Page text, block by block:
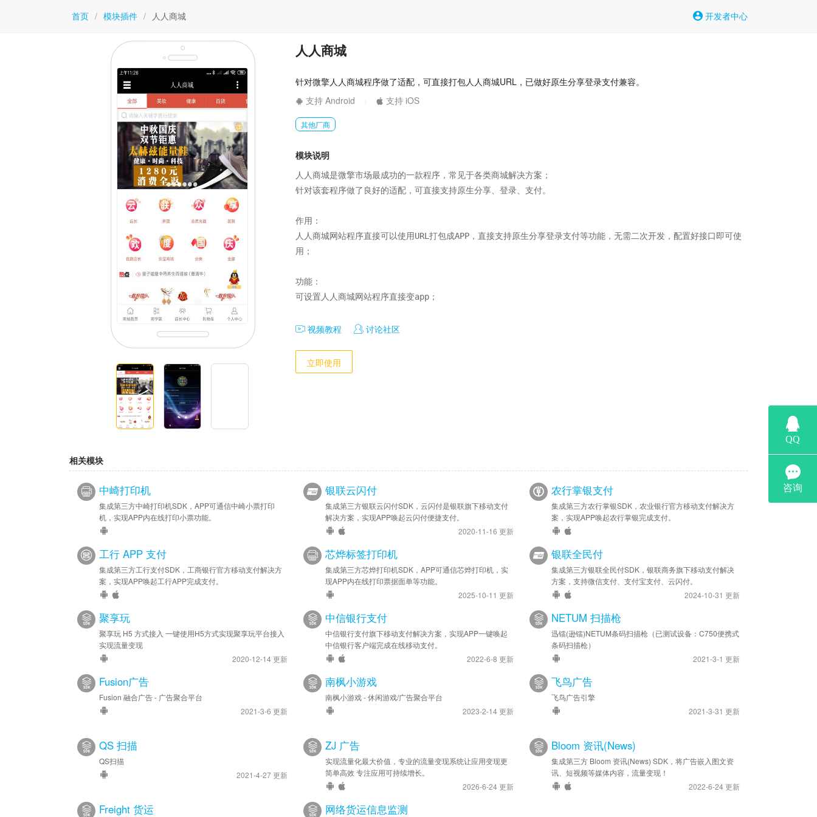
首页 / 模块插件 / 人人商城 开发者中心
人人商城
针对微擎人人商城程序做了适配，可直接打包人人商城URL，已做好原生分享登录支付兼容。
支持 Android
支持 iOS
其他厂商
模块说明
人人商城是微擎市场最成功的一款程序，常见于各类商城解决方案；
针对该套程序做了良好的适配，可直接支持原生分享、登录、支付。
作用：
人人商城网站程序直接可以使用URL打包成APP，直接支持原生分享登录支付等功能，无需二次开发，配置好接口即可使
用；
功能：
可设置人人商城网站程序直接变app；
视频教程 讨论社区
立即使用
相关模块
中崎打印机
集成第三方中崎打印机SDK，APP可通信中崎小票打印
机，实现APP内在线打印小票功能。
银联云闪付
集成第三方银联云闪付SDK，云闪付是银联旗下移动支付
解决方案，实现APP唤起云闪付便捷支付。
2020-11-16 更新
农行掌银支付
集成第三方农行掌银SDK，农业银行官方移动支付解决方
案，实现APP唤起农行掌银完成支付。
工行 APP 支付
集成第三方工行支付SDK，工商银行官方移动支付解决方
案，实现APP唤起工行APP完成支付。
芯烨标签打印机
集成第三方芯烨打印机SDK，APP可通信芯烨打印机，实
现APP内在线打印票据面单等功能。
2025-10-11 更新
银联全民付
集成第三方银联全民付SDK，银联商务旗下移动支付解决
方案，支持微信支付、支付宝支付、云闪付。
2024-10-31 更新
聚享玩
聚享玩 H5 方式接入 一键使用H5方式实现聚享玩平台接入
实现流量变现
2020-12-14 更新
中信银行支付
中信银行支付旗下移动支付解决方案，实现APP一键唤起
中信银行客户端完成在线移动支付。
2022-6-8 更新
NETUM 扫描枪
迅镭(逊镭)NETUM条码扫描枪（已测试设备：C750便携式
条码扫描枪）
2021-3-1 更新
Fusion广告
Fusion 融合广告 - 广告聚合平台
2021-3-6 更新
南枫小游戏
南枫小游戏 - 休闲游戏/广告聚合平台
2023-2-14 更新
飞鸟广告
飞鸟广告引擎
2021-3-31 更新
QS 扫描
QS扫描
2021-4-27 更新
ZJ 广告
实现流量化最大价值，专业的流量变现系统让应用变现更
简单高效 专注应用可持续增长。
2026-6-24 更新
Bloom 资讯(News)
集成第三方 Bloom 资讯(News) SDK，将广告嵌入图文资
讯、短视频等媒体内容，流量变现！
2022-6-24 更新
Freight 货运 网络货运信息监测